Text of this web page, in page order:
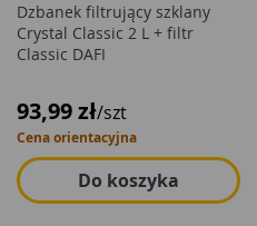
Dzbanek filtrujący szklany
Crystal Classic 2 L + filtr
Classic DAFI
93,99 zł/szt
Cena orientacyjna
Do koszyka